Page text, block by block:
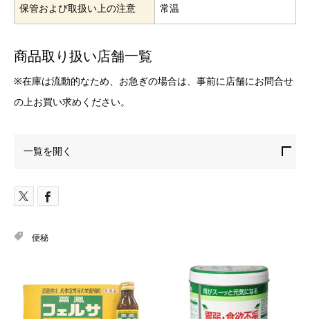
保管および取扱い上の注意 常温
商品取り扱い店舗一覧
※在庫は流動的なため、お急ぎの場合は、事前に店舗にお問合せ
の上お買い求めください。
一覧を開く
便秘